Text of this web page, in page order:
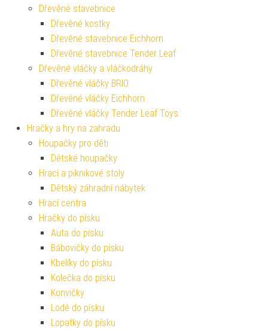
Dřevěné stavebnice
Dřevěné kostky
Dřevěné stavebnice Eichhorn
Dřevěné stavebnice Tender Leaf
Dřevěné vláčky a vláčkodráhy
Dřevěné vláčky BRIO
Dřevěné vláčky Eichhorn
Dřevěné vláčky Tender Leaf Toys
Hračky a hry na zahradu
Houpačky pro děti
Dětské houpačky
Hrací a piknikové stoly
Dětský záhradní nábytek
Hrací centra
Hračky do písku
Auta do písku
Bábovičky do písku
Kbelíky do písku
Kolečka do písku
Konvičky
Lodě do písku
Lopatky do písku